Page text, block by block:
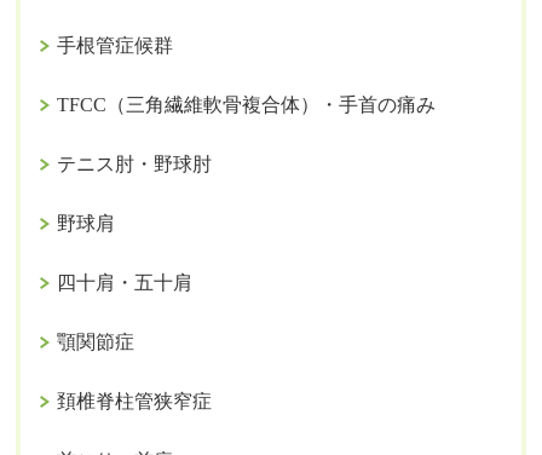
手根管症候群
TFCC（三角繊維軟骨複合体）・手首の痛み
テニス肘・野球肘
野球肩
四十肩・五十肩
顎関節症
頚椎脊柱管狭窄症